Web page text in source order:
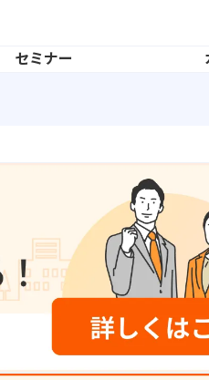
セミナー